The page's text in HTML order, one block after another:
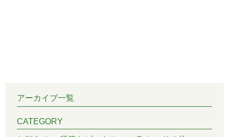
アーカイブ一覧
CATEGORY